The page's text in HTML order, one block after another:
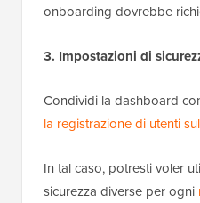
onboarding dovrebbe
3. Impostazioni di
Condividi la dashboard
la registrazione di utenti
In tal caso, potresti voler
sicurezza diverse per ogni